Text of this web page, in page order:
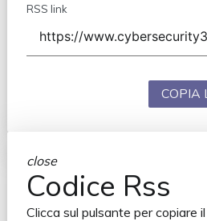
RSS link
COPIA
close
Codice Rss
Clicca sul pulsante per copiare